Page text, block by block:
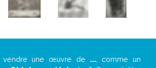
vendre une œuvre de ..., comme un